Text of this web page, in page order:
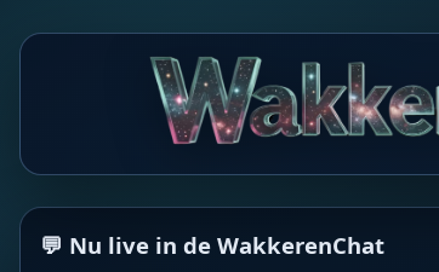
💬 Nu live in de WakkerenChat
👉Nieuwe eurobiljetten: Van